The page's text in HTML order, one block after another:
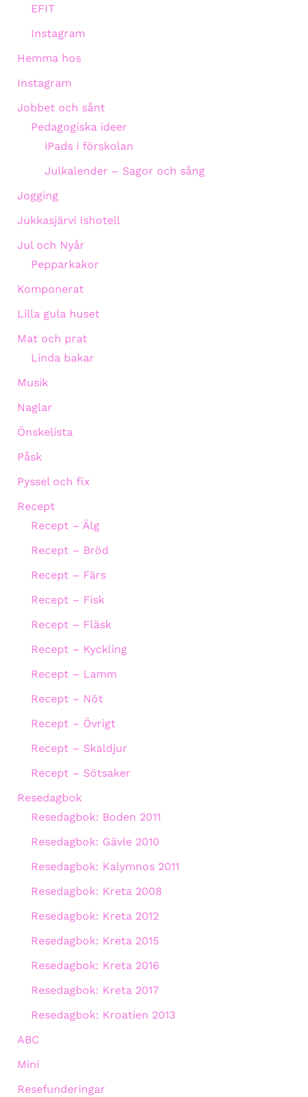
EFIT
Instagram
Hemma hos
Instagram
Jobbet och sånt
Pedagogiska ideer
iPads i förskolan
Julkalender – Sagor och sång
Jogging
Jukkasjärvi Ishotell
Jul och Nyår
Pepparkakor
Komponerat
Lilla gula huset
Mat och prat
Linda bakar
Musik
Naglar
Önskelista
Påsk
Pyssel och fix
Recept
Recept – Älg
Recept – Bröd
Recept – Färs
Recept – Fisk
Recept – Fläsk
Recept – Kyckling
Recept – Lamm
Recept – Nöt
Recept – Övrigt
Recept – Skaldjur
Recept – Sötsaker
Resedagbok
Resedagbok: Boden 2011
Resedagbok: Gävle 2010
Resedagbok: Kalymnos 2011
Resedagbok: Kreta 2008
Resedagbok: Kreta 2012
Resedagbok: Kreta 2015
Resedagbok: Kreta 2016
Resedagbok: Kreta 2017
Resedagbok: Kroatien 2013
ABC
Mini
Resefunderingar